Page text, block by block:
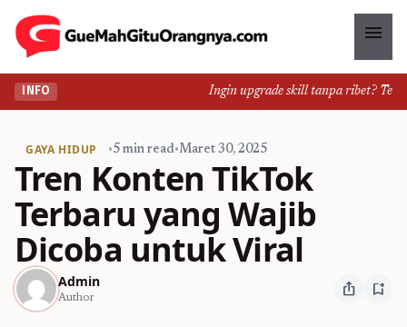
menu
INFO Ingin upgrade skill tanpa ribet?
GAYA HIDUP •5 min read•Maret 30, 2025
Tren Konten TikTok
Terbaru yang Wajib
Dicoba untuk Viral
Admin
Author ios_share bookmark_add